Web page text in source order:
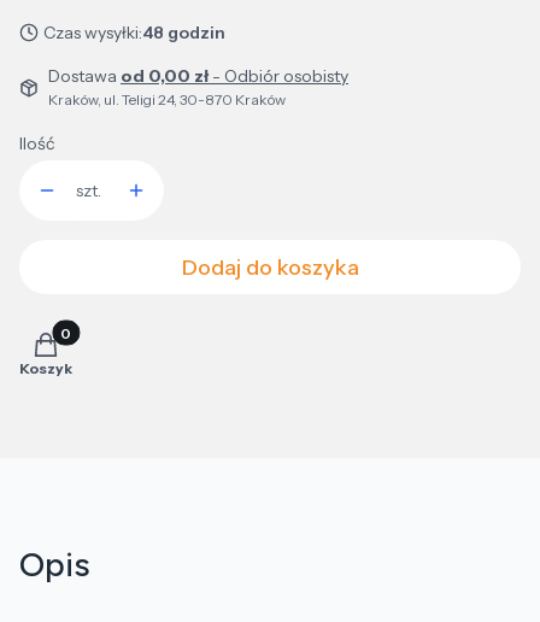
Czas wysyłki:48 godzin
Dostawa od 0,00 zł- Odbiór osobisty
Kraków, ul. Teligi 24, 30-870 Kraków
Ilość
szt.
Dodaj do koszyka
Produkty w koszyku: 0. Zobacz szczegóły
Koszyk
Opis